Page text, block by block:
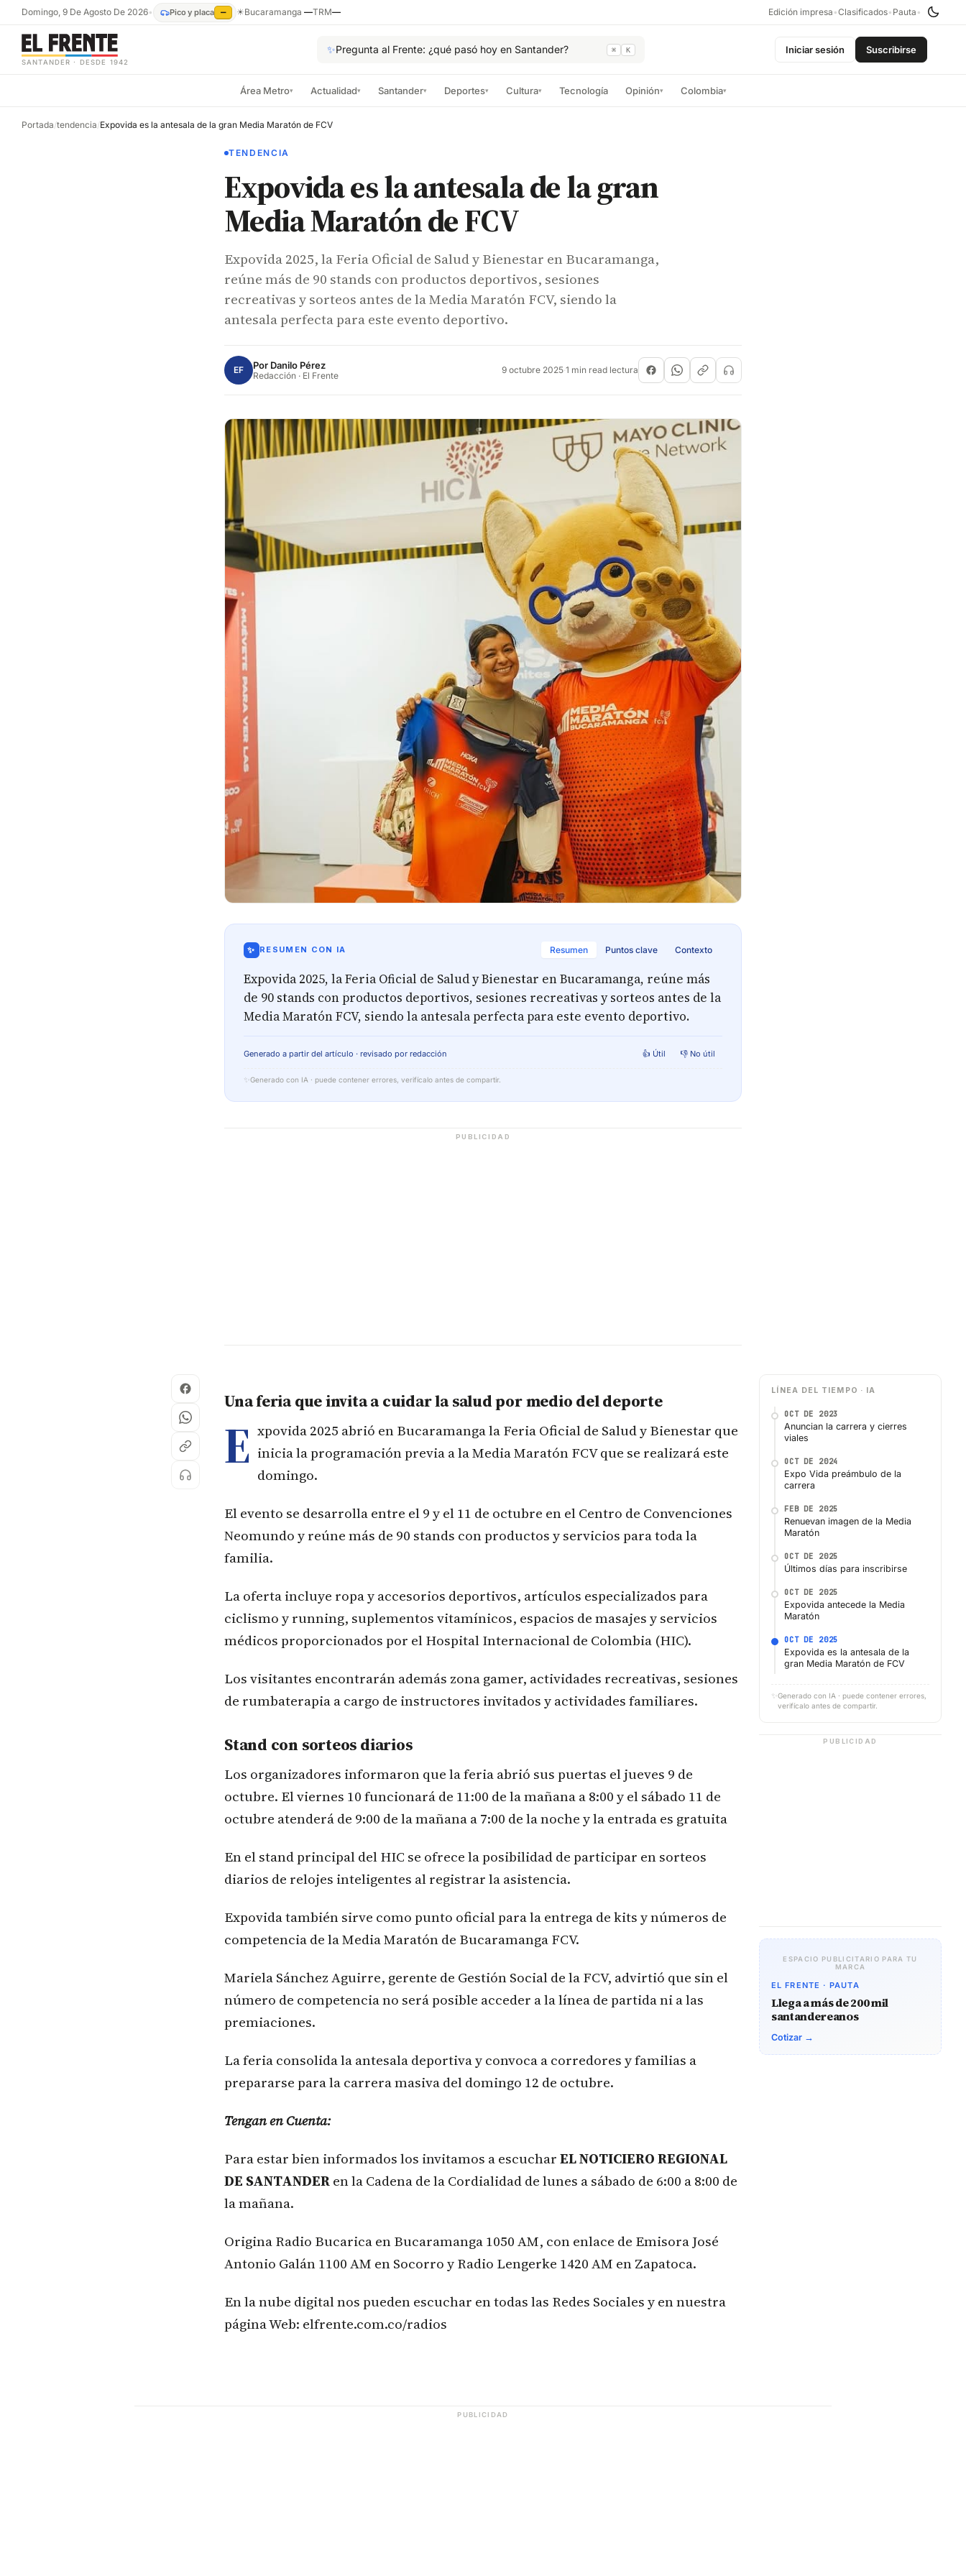
Domingo, 9 De Agosto De 2026• Pico y placa — ☀Bucaramanga—TRM— Edición impresa •Clasificados• Pauta •
SANTANDER · DESDE 1942
✨Pregunta al Frente: ¿qué pasó hoy en Santander? ⌘ K Iniciar sesión Suscribirse
Área Metro▾ Actualidad▾ Santander▾ Deportes▾ Cultura▾ Tecnología Opinión▾ Colombia▾
Portada/tendencia/Expovida es la antesala de la gran Media Maratón de FCV
TENDENCIA
Expovida es la antesala de la gran
Media Maratón de FCV
Expovida 2025, la Feria Oficial de Salud y Bienestar en Bucaramanga,
reúne más de 90 stands con productos deportivos, sesiones
recreativas y sorteos antes de la Media Maratón FCV, siendo la
antesala perfecta para este evento deportivo.
EF Por Danilo Pérez
Redacción · El Frente 9 octubre 2025·1 min read lectura
✨ RESUMEN CON IA Resumen Puntos clave Contexto
Expovida 2025, la Feria Oficial de Salud y Bienestar en Bucaramanga, reúne más
de 90 stands con productos deportivos, sesiones recreativas y sorteos antes de la
Media Maratón FCV, siendo la antesala perfecta para este evento deportivo.
Generado a partir del artículo · revisado por redacción 👍 Útil 👎 No útil
✨ Generado con IA · puede contener errores, verifícalo antes de compartir.
PUBLICIDAD
Una feria que invita a cuidar la salud por medio del deporte
E xpovida 2025 abrió en Bucaramanga la Feria Oficial de Salud y Bienestar que
inicia la programación previa a la Media Maratón FCV que se realizará este
domingo.
El evento se desarrolla entre el 9 y el 11 de octubre en el Centro de Convenciones
Neomundo y reúne más de 90 stands con productos y servicios para toda la
familia.
La oferta incluye ropa y accesorios deportivos, artículos especializados para
ciclismo y running, suplementos vitamínicos, espacios de masajes y servicios
médicos proporcionados por el Hospital Internacional de Colombia (HIC).
Los visitantes encontrarán además zona gamer, actividades recreativas, sesiones
de rumbaterapia a cargo de instructores invitados y actividades familiares.
Stand con sorteos diarios
Los organizadores informaron que la feria abrió sus puertas el jueves 9 de
octubre. El viernes 10 funcionará de 11:00 de la mañana a 8:00 y el sábado 11 de
octubre atenderá de 9:00 de la mañana a 7:00 de la noche y la entrada es gratuita
En el stand principal del HIC se ofrece la posibilidad de participar en sorteos
diarios de relojes inteligentes al registrar la asistencia.
Expovida también sirve como punto oficial para la entrega de kits y números de
competencia de la Media Maratón de Bucaramanga FCV.
Mariela Sánchez Aguirre, gerente de Gestión Social de la FCV, advirtió que sin el
número de competencia no será posible acceder a la línea de partida ni a las
premiaciones.
La feria consolida la antesala deportiva y convoca a corredores y familias a
prepararse para la carrera masiva del domingo 12 de octubre.
Tengan en Cuenta:
Para estar bien informados los invitamos a escucharEL NOTICIERO REGIONAL
DE SANTANDERen la Cadena de la Cordialidad de lunes a sábado de 6:00 a 8:00 de
la mañana.
Origina Radio Bucarica en Bucaramanga 1050 AM, con enlace de Emisora José
Antonio Galán 1100 AM en Socorro y Radio Lengerke 1420 AM en Zapatoca.
En la nube digital nos pueden escuchar en todas las Redes Sociales y en nuestra
página Web: elfrente.com.co/radios
LÍNEA DEL TIEMPO · IA
OCT DE 2023
Anuncian la carrera y cierres
viales
OCT DE 2024
Expo Vida preámbulo de la
carrera
FEB DE 2025
Renuevan imagen de la Media
Maratón
OCT DE 2025
Últimos días para inscribirse
OCT DE 2025
Expovida antecede la Media
Maratón
OCT DE 2025
Expovida es la antesala de la
gran Media Maratón de FCV
✨ Generado con IA · puede contener errores,
verifícalo antes de compartir.
PUBLICIDAD
ESPACIO PUBLICITARIO PARA TU
MARCA
EL FRENTE · PAUTA
Llega a más de 200 mil
santandereanos
Cotizar →
PUBLICIDAD